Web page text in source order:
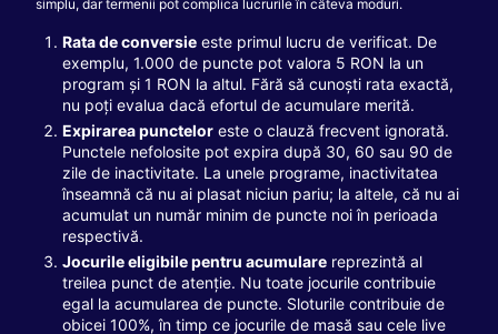
simplu, dar termenii pot complica lucrurile în câteva moduri.
Rata de conversie este primul lucru de verificat. De
exemplu, 1.000 de puncte pot valora 5 RON la un
program și 1 RON la altul. Fără să cunoști rata exactă,
nu poți evalua dacă efortul de acumulare merită.
Expirarea punctelor este o clauză frecvent ignorată.
Punctele nefolosite pot expira după 30, 60 sau 90 de
zile de inactivitate. La unele programe, inactivitatea
înseamnă că nu ai plasat niciun pariu; la altele, că nu ai
acumulat un număr minim de puncte noi în perioada
respectivă.
Jocurile eligibile pentru acumulare reprezintă al
treilea punct de atenție. Nu toate jocurile contribuie
egal la acumularea de puncte. Sloturile contribuie de
obicei 100%, în timp ce jocurile de masă sau cele live